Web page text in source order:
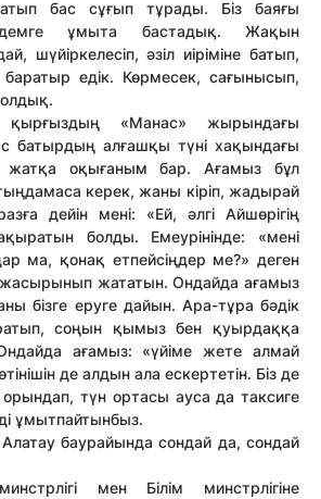
бас сұғып тұрады. Біз баяғы
ұмыта бастадық. Жақын
шүйіркелесіп, әзіл иіріміне батып,
едік. Көрмесек, сағынысып,
қырғыздың «Манас» жырындағы
батырдың алғашқы түні хақындағы
оқығаным бар. Ағамыз бұл
керек, жаны кіріп, жадырай
дейін мені: «Ей, әлгі Айшөрігің
болды. Емеурінінде: «мені
ма, қонақ етпейсіңдер ме?» деген
жататын. Ондайда ағамыз
бізге еруге дайын. Ара-тұра бәдік
соңын қымыз бен қуырдаққа
ағамыз: «үйіме жете алмай
де алдын ала ескертетін. Біз де
орындап, түн ортасы ауса да таксиге
ұмытпайтынбыз.
баурайында сондай да, сондай
мен Білім минстрлігіне